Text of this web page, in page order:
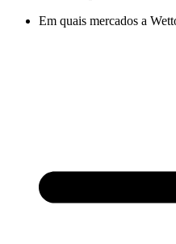
Em quais mercados a